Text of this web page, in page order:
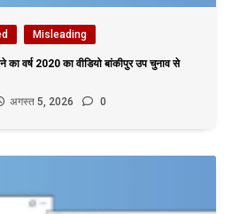
Misleading
वर्ष 2020 का वीडियो बांकीपुर उप चुनाव से
अगस्त 5, 2026 0